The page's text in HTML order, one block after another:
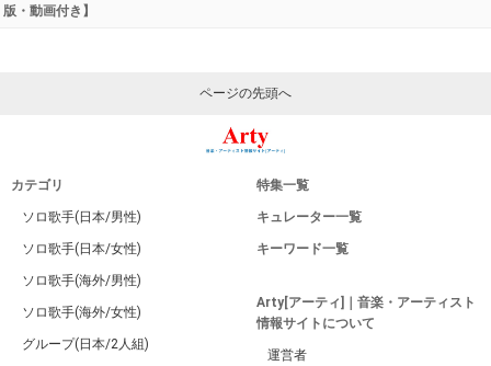
版・動画付き】
ページの先頭へ
カテゴリ
ソロ歌手(日本/男性)
ソロ歌手(日本/女性)
ソロ歌手(海外/男性)
ソロ歌手(海外/女性)
グループ(日本/2人組)
特集一覧
キュレーター一覧
キーワード一覧
Arty[アーティ]｜音楽・アーティスト
情報サイトについて
運営者